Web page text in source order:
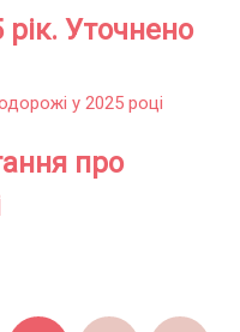
рік. Уточнено
про